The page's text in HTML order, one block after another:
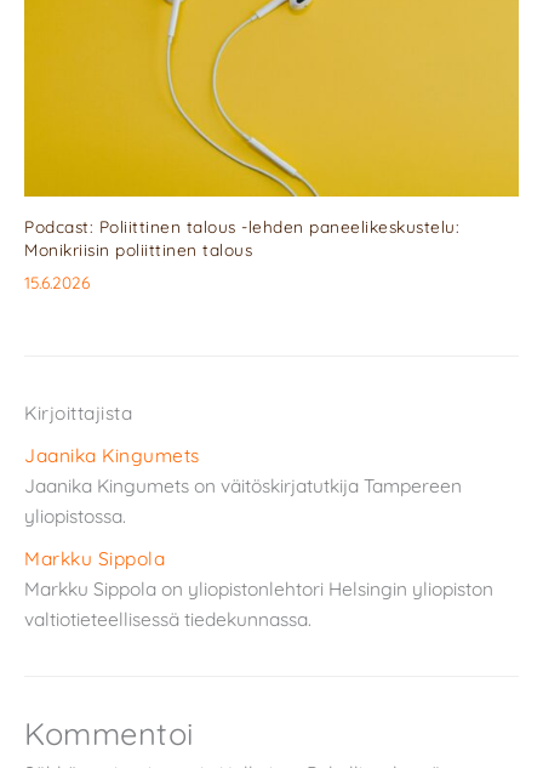
Podcast: Poliittinen talous -lehden paneelikeskustelu:
Monikriisin poliittinen talous
15.6.2026
Kirjoittajista
Jaanika Kingumets
Jaanika Kingumets on väitöskirjatutkija Tampereen
yliopistossa.
Markku Sippola
Markku Sippola on yliopistonlehtori Helsingin yliopiston
valtiotieteellisessä tiedekunnassa.
Kommentoi